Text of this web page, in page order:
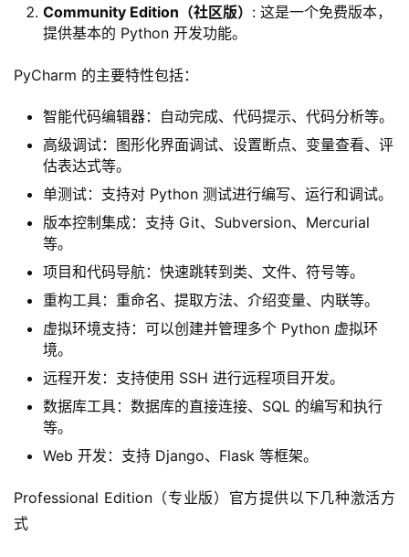
Community Edition（社区版） : 这是一个免费版本，
提供基本的 Python 开发功能。
PyCharm 的主要特性包括：
智能代码编辑器：自动完成、代码提示、代码分析等。
高级调试：图形化界面调试、设置断点、变量查看、评
估表达式等。
单测试：支持对 Python 测试进行编写、运行和调试。
版本控制集成：支持 Git、Subversion、Mercurial
等。
项目和代码导航：快速跳转到类、文件、符号等。
重构工具：重命名、提取方法、介绍变量、内联等。
虚拟环境支持：可以创建并管理多个 Python 虚拟环
境。
远程开发：支持使用 SSH 进行远程项目开发。
数据库工具：数据库的直接连接、SQL 的编写和执行
等。
Web 开发：支持 Django、Flask 等框架。
Professional Edition（专业版）官方提供以下几种激活方
式